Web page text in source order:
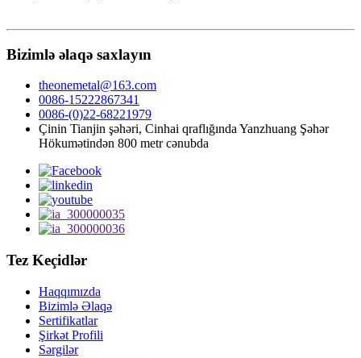
Bizimlə əlaqə saxlayın
theonemetal@163.com
0086-15222867341
0086-(0)22-68221979
Çinin Tianjin şəhəri, Cinhai qraflığında Yanzhuang Şəhər
Hökumətindən 800 metr cənubda
Tez Keçidlər
Haqqımızda
Bizimlə Əlaqə
Sertifikatlar
Şirkət Profili
Sərgilər